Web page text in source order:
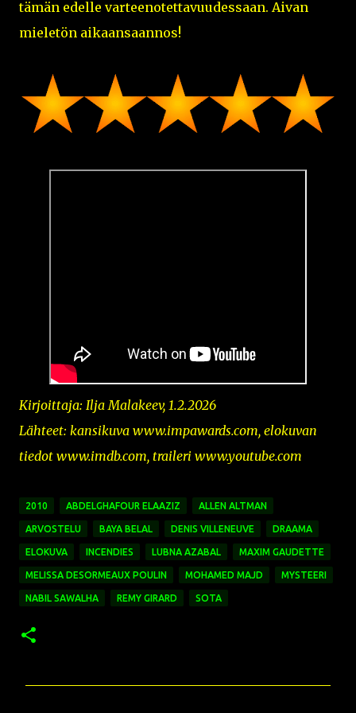
tämän edelle varteenotettavuudessaan. Aivan
mieletön aikaansaannos!
Kirjoittaja: Ilja Malakeev, 1.2.2026
Lähteet: kansikuva www.impawards.com, elokuvan
tiedot www.imdb.com, traileri www.youtube.com
2010 ABDELGHAFOUR ELAAZIZ ALLEN ALTMAN
ARVOSTELU BAYA BELAL DENIS VILLENEUVE DRAAMA
ELOKUVA INCENDIES LUBNA AZABAL MAXIM GAUDETTE
MELISSA DESORMEAUX POULIN MOHAMED MAJD MYSTEERI
NABIL SAWALHA REMY GIRARD SOTA